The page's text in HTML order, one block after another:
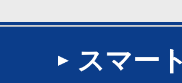
スマー